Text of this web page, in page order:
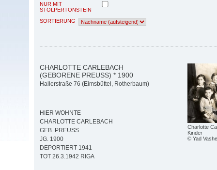
NUR MIT
STOLPERTONSTEIN
SORTIERUNG
Charlotte
Kinder
© Yad
CHARLOTTE CARLEBACH
(GEBORENE PREUSS) * 1900
Hallerstraße 76 (Eimsbüttel, Rotherbaum)
HIER WOHNTE
CHARLOTTE CARLEBACH
GEB. PREUSS
JG. 1900
DEPORTIERT 1941
TOT 26.3.1942 RIGA